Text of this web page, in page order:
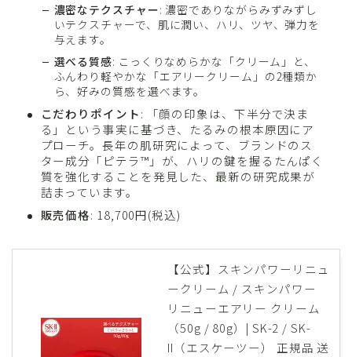
濃密なテクスチャー : 濃密でありながらみずみずし
いテクスチャーで、肌に潤い、ハリ、ツヤ、弾力を
与えます。
選べる質感: こっくりなめらかな「クリーム」と、
ふんわり軽やかな「エアリークリーム」の2種類か
ら、好みの質感を選べます。
こだわりポイント: 「顔の印象は、下半分で決ま
る」という事実に基づき、たるみの根本原因にア
プローチ。長年の肌研究によって、ブランドのス
ター成分「ピテラ™」が、ハリの鍵を握るたんぱく
質を強化することを発見した、最新の研究成果が
詰まっています。
販売価格: 18,700円(税込)
【公式】スキンパワーリニュ
ークリーム / スキンパワー
リニューエアリー クリーム
（50g / 80g）| SK-2 / SK-
II（エスケーツー） 正規品 送